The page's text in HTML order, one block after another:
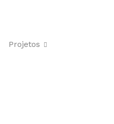
Projetos